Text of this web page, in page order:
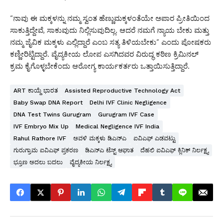
“ನಾವು ಈ ಮಕ್ಕಳನ್ನು ನಮ್ಮ ಸ್ವಂತ ಹೆಣ್ಣುಮಕ್ಕಳಂತೆಯೇ ಅಪಾರ ಪ್ರೀತಿಯಿಂದ
ಸಾಕುತ್ತಿದ್ದೇವೆ, ಸಾಕುವುದು ನಿಲ್ಲಿಸುವುದಿಲ್ಲ. ಆದರೆ ನಮಗೆ ನ್ಯಾಯ ಬೇಕು ಮತ್ತು
ನಮ್ಮ ಜೈವಿಕ ಮಕ್ಕಳು ಎಲ್ಲಿದ್ದಾರೆ ಎಂಬ ಸತ್ಯ ತಿಳಿಯಬೇಕು” ಎಂದು ಪೋಷಕರು
ಕಣ್ಣೀರಿಟ್ಟಿದ್ದಾರೆ. ವೈದ್ಯಕೀಯ ಲೋಪ ಎಸಗಿದವರ ವಿರುದ್ಧ ಕಠಿಣ ಕ್ರಿಮಿನಲ್
ಕ್ರಮ ಕೈಗೊಳ್ಳಬೇಕೆಂದು ಆರೋಗ್ಯ ಕಾರ್ಯಕರ್ತರು ಒತ್ತಾಯಿಸುತ್ತಿದ್ದಾರೆ.
ART ಕಾಯ್ದೆ ಭಾರತ
Assisted Reproductive Technology Act
Baby Swap DNA Report
Delhi IVF Clinic Negligence
DNA Test Twins Gurugram
Gurugram IVF Case
IVF Embryo Mix Up
Medical Negligence IVF India
Rahul Rathore IVF
ಅವಳಿ ಮಕ್ಕಳು ಡಿಎನ್‌ಎ
ಐವಿಎಫ್ ಎಡವಟ್ಟು
ಗುರುಗ್ರಾಮ ಐವಿಎಫ್ ಪ್ರಕರಣ
ಡಿಎನ್‌ಎ ಟೆಸ್ಟ್ ಆಘಾತ
ದೆಹಲಿ ಐವಿಎಫ್ ಕ್ಲಿನಿಕ್ ನಿರ್ಲಕ್ಷ್ಯ
ಭ್ರೂಣ ಅದಲು ಬದಲು
ವೈದ್ಯಕೀಯ ನಿರ್ಲಕ್ಷ್ಯ